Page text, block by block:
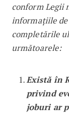
conform Legii
informaţiile
completările
următoarele:
Există în
privind
joburi ar